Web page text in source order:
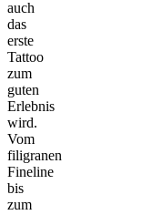
auch
das
erste
Tattoo
zum
guten
Erlebnis
wird.
Vom
filigranen
Fineline
bis
zum